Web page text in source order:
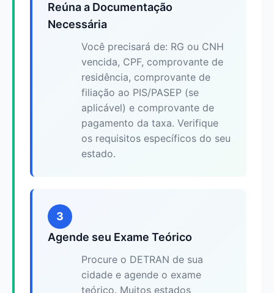
Reúna a Documentação
Necessária
Você precisará de: RG ou CNH
vencida, CPF, comprovante de
residência, comprovante de
filiação ao PIS/PASEP (se
aplicável) e comprovante de
pagamento da taxa. Verifique
os requisitos específicos do seu
estado.
3
Agende seu Exame Teórico
Procure o DETRAN de sua
cidade e agende o exame
teórico. Muitos estados